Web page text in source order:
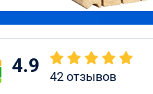
4.9 42отзывов